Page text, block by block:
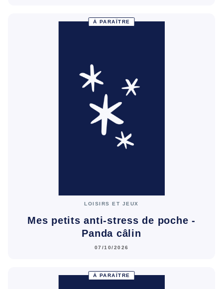
À PARAÎTRE
LOISIRS ET JEUX
Mes petits anti-stress de poche -
Panda câlin
07/10/2026
À PARAÎTRE